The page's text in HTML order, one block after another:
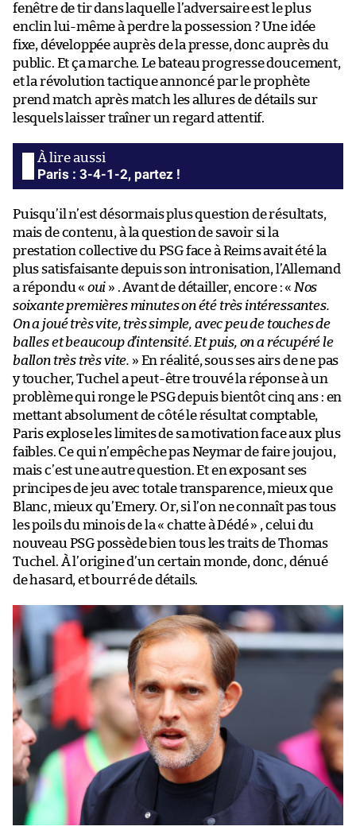
fenêtre de tir dans laquelle l’adversaire est le plus
enclin lui-même à perdre la possession ? Une idée
fixe, développée auprès de la presse, donc auprès du
public. Et ça marche. Le bateau progresse doucement,
et la révolution tactique annoncé par le prophète
prend match après match les allures de détails sur
lesquels laisser traîner un regard attentif.
Paris : 3-4-1-2, partez !
Puisqu’il n’est désormais plus question de résultats,
mais de contenu, à la question de savoir si la
prestation collective du PSG face à Reims avait été la
plus satisfaisante depuis son intronisation, l’Allemand
a répondu « oui » . Avant de détailler, encore : « Nos
soixante premières minutes on été très intéressantes.
On a joué très vite, très simple, avec peu de touches de
balles et beaucoup d’intensité. Et puis, on a récupéré le
ballon très très vite. » En réalité, sous ses airs de ne pas
y toucher, Tuchel a peut-être trouvé la réponse à un
problème qui ronge le PSG depuis bientôt cinq ans : en
mettant absolument de côté le résultat comptable,
Paris explose les limites de sa motivation face aux plus
faibles. Ce qui n’empêche pas Neymar de faire joujou,
mais c’est une autre question. Et en exposant ses
principes de jeu avec totale transparence, mieux que
Blanc, mieux qu’Emery. Or, si l’on ne connaît pas tous
les poils du minois de la « chatte à Dédé » , celui du
nouveau PSG possède bien tous les traits de Thomas
Tuchel. À l’origine d’un certain monde, donc, dénué
de hasard, et bourré de détails.